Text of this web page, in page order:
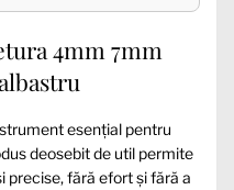
4mm 7mm
esențial pentru
deosebit de util permite
precise, fără efort și fără a